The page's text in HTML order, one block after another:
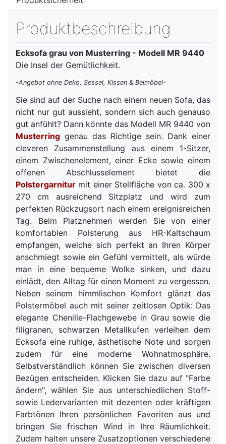
Produktbeschreibung
Ecksofa grau von Musterring - Modell MR 9440
Die Insel der Gemütlichkeit.
-Angebot ohne Deko, Sessel, Kissen & Beimöbel-
Sie sind auf der Suche nach einem neuen Sofa, das
nicht nur gut aussieht, sondern sich auch genauso
gut anfühlt? Dann könnte das Modell MR 9440 von
Musterring genau das Richtige sein. Dank einer
cleveren Zusammenstellung aus einem 1-Sitzer,
einem Zwischenelement, einer Ecke sowie einem
offenen Abschlusselement bietet die
Polstergarnitur mit einer Stellfläche von ca. 300 x
270 cm ausreichend Sitzplatz und wird zum
perfekten Rückzugsort nach einem ereignisreichen
Tag. Beim Platznehmen werden Sie von einer
komfortablen Polsterung aus HR-Kaltschaum
empfangen, welche sich perfekt an Ihren Körper
anschmiegt sowie ein Gefühl vermittelt, als würde
man in eine bequeme Wolke sinken, und dazu
einlädt, den Alltag für einen Moment zu vergessen.
Neben seinem himmlischen Komfort glänzt das
Polstermöbel auch mit seiner zeitlosen Optik: Das
elegante Chenille-Flachgewebe in Grau sowie die
filigranen, schwarzen Metallkufen verleihen dem
Ecksofa eine ruhige, ästhetische Note und sorgen
zudem für eine moderne Wohnatmosphäre.
Selbstverständlich können Sie zwischen diversen
Bezügen entscheiden. Klicken Sie dazu auf "Farbe
ändern", wählen Sie aus unterschiedlichen Stoff-
sowie Ledervarianten mit dezenten oder kräftigen
Farbtönen Ihren persönlichen Favoriten aus und
bringen Sie frischen Wind in Ihre Räumlichkeit.
Zudem halten unsere Zusatzoptionen verschiedene